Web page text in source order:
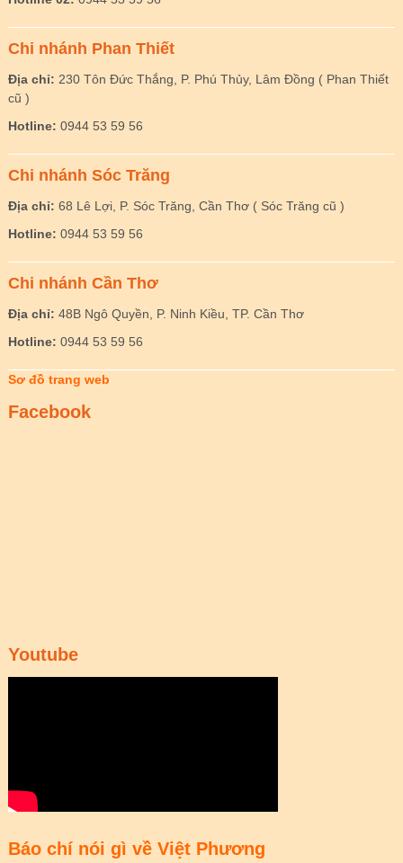
Chi nhánh Phan Thiết
Địa chỉ: 230 Tôn Đức Thắng, P. Phú Thủy, Lâm Đồng ( Phan Thiết
cũ )
Hotline: 0944 53 59 56
Chi nhánh Sóc Trăng
Địa chỉ: 68 Lê Lợi, P. Sóc Trăng, Cần Thơ ( Sóc Trăng cũ )
Hotline: 0944 53 59 56
Chi nhánh Cần Thơ
Địa chỉ: 48B Ngô Quyền, P. Ninh Kiều, TP. Cần Thơ
Hotline: 0944 53 59 56
Sơ đồ trang web
Facebook
Youtube
Báo chí nói gì về Việt Phương